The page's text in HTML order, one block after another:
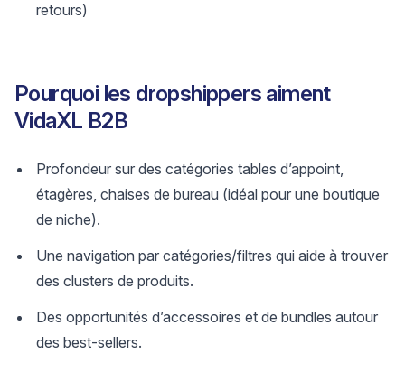
retours)
Pourquoi les dropshippers aiment
VidaXL B2B
Profondeur sur des catégories tables d’appoint,
étagères, chaises de bureau (idéal pour une boutique
de niche).
Une navigation par catégories/filtres qui aide à trouver
des clusters de produits.
Des opportunités d’accessoires et de bundles autour
des best-sellers.